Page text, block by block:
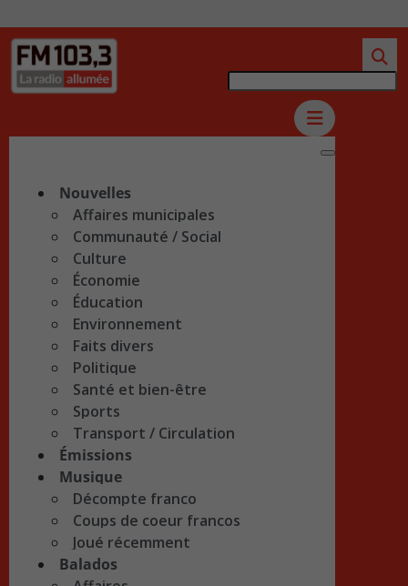
Nouvelles
Affaires municipales
Communauté / Social
Culture
Économie
Éducation
Environnement
Faits divers
Politique
Santé et bien-être
Sports
Transport / Circulation
Émissions
Musique
Décompte franco
Coups de coeur francos
Joué récemment
Balados